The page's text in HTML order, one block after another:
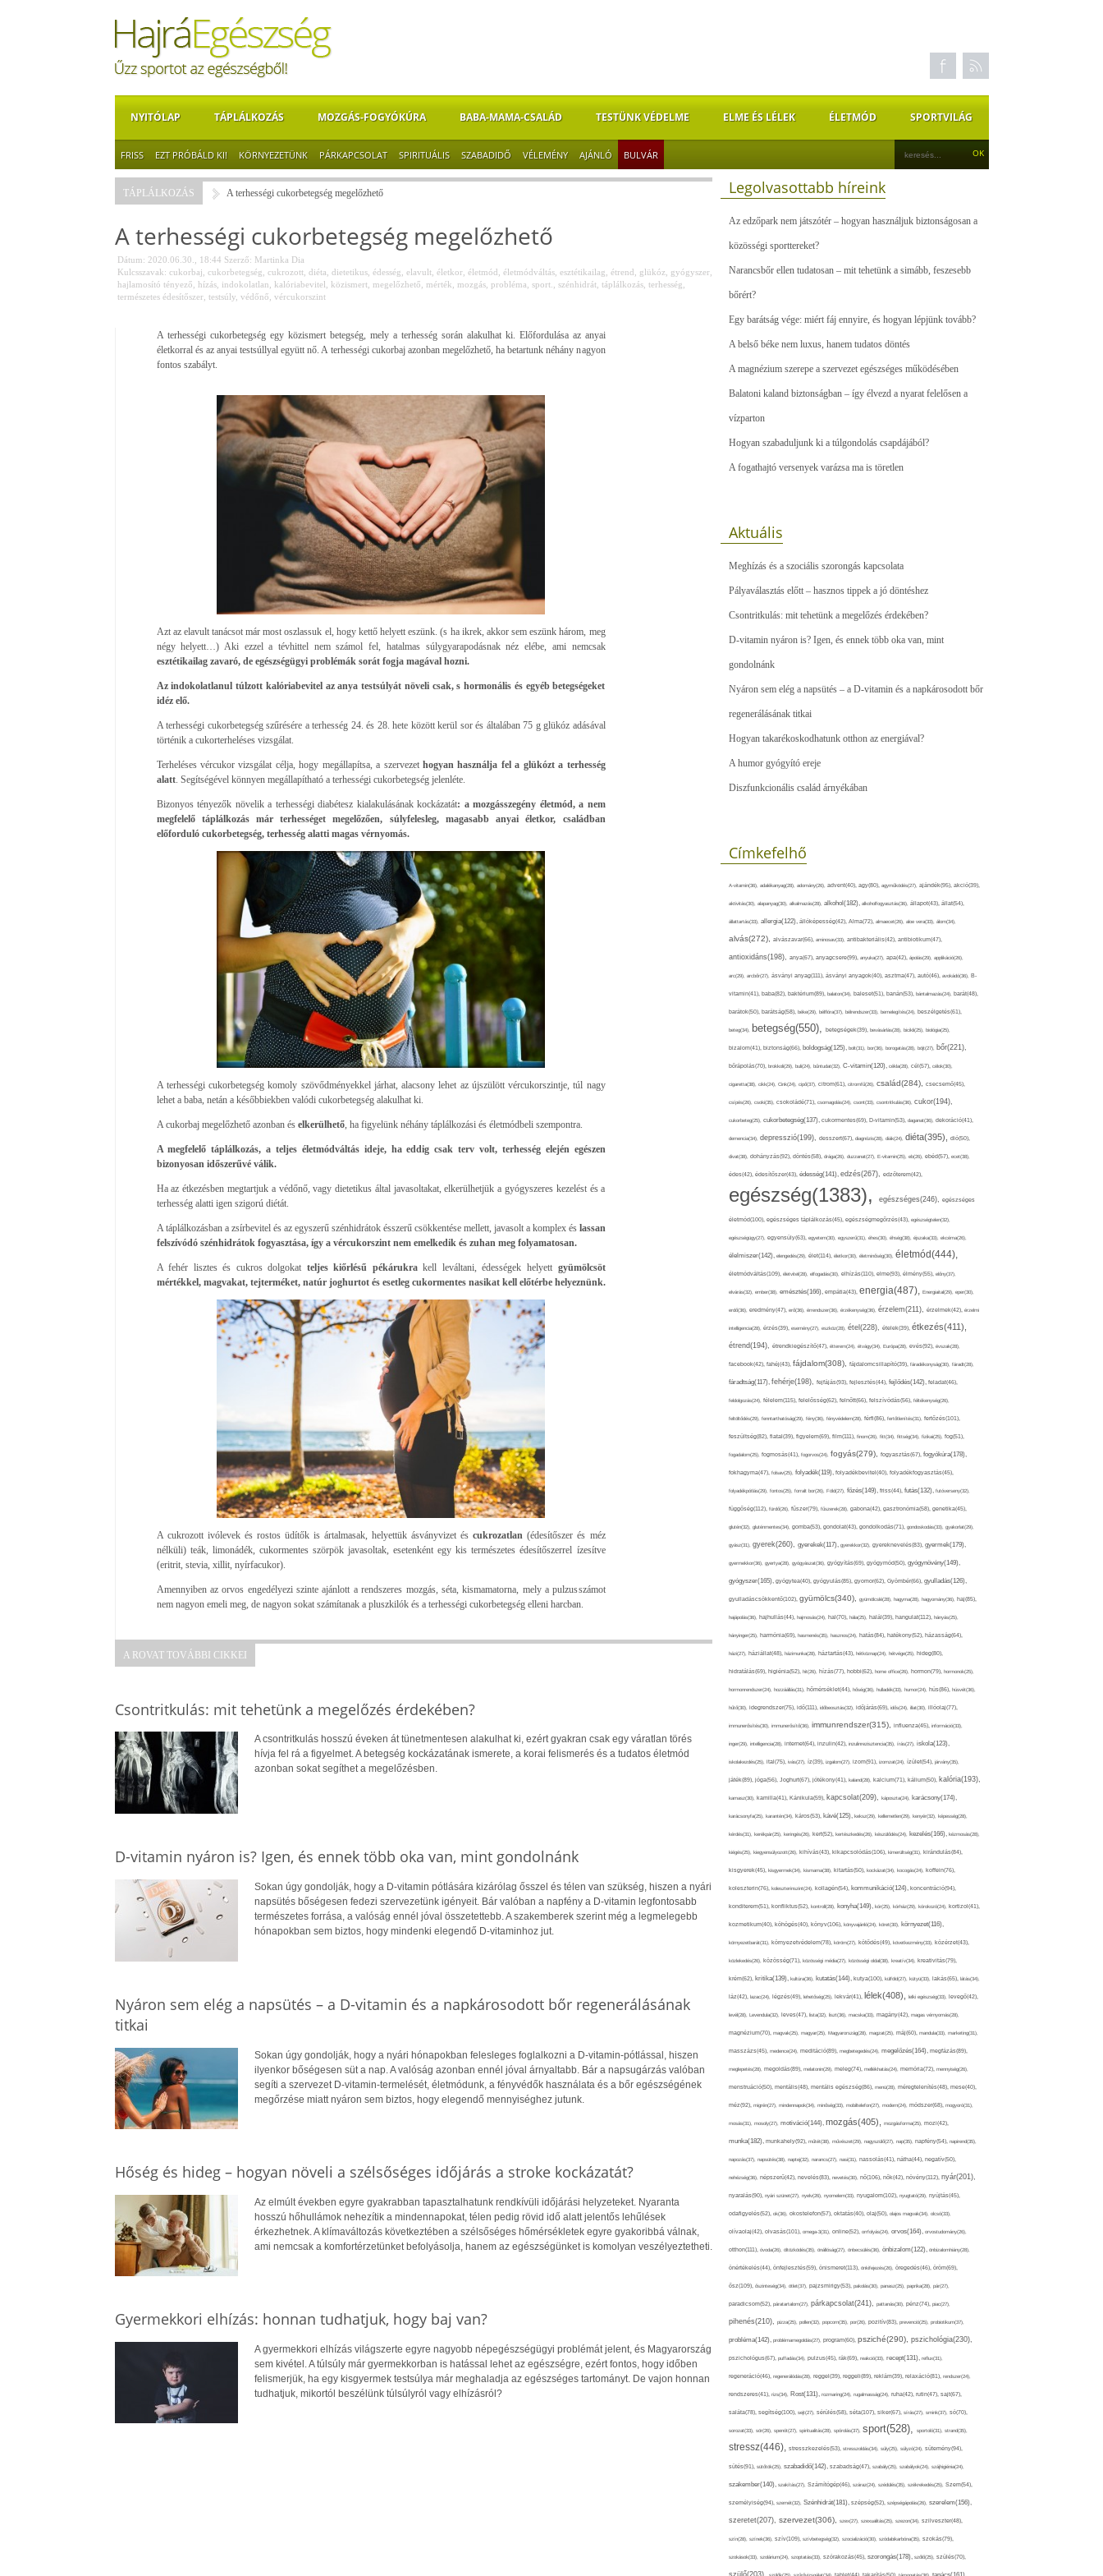
NYITÓLAP TÁPLÁLKOZÁS MOZGÁS-FOGYÓKÚRA BABA-MAMA-CSALÁD TESTÜNK VÉDELME ELME ÉS LÉLEK ÉLETMÓD SPORTVILÁG
FRISS EZT PRÓBÁLD KI! KÖRNYEZETÜNK PÁRKAPCSOLAT SPIRITUÁLIS SZABADIDŐ VÉLEMÉNY AJÁNLÓ BULVÁR
TÁPLÁLKOZÁS A terhességi cukorbetegség megelőzhető
A terhességi cukorbetegség megelőzhető
Dátum: 2020.06.30., 18:44 Szerző: Martinka Dia
Kulcsszavak: cukorbaj cukorbetegség cukrozott, diéta dietetikus, édesség elavult, életkor, életmód életmódváltás, esztétikailag étrend glükóz gyógyszer,
hajlamosító tényező hízás, indokolatlan kalóriabevitel közismert, megelőzhető mérték mozgás, probléma sport. szénhidrát, táplálkozás, terhesség
természetes édesítőszer, testsúly, védőnő vércukorszint
A terhességi cukorbetegség egy közismert betegség, mely a terhesség során alakulhat ki. Előfordulása az anyai
életkorral és az anyai testsúllyal együtt nő. A terhességi cukorbaj azonban megelőzhető, ha betartunk néhány nagyon
fontos szabályt.
Azt az elavult tanácsot már most oszlassuk el, hogy kettő helyett eszünk. (s ha ikrek, akkor sem eszünk három, meg
négy helyett…) Aki ezzel a tévhittel nem számol fel, hatalmas súlygyarapodásnak néz elébe, ami nemcsak
esztétikailag zavaró, de egészségügyi problémák sorát fogja magával hozni.
Az indokolatlanul túlzott kalóriabevitel az anya testsúlyát növeli csak, s hormonális és egyéb betegségeket
idéz elő.
A terhességi cukorbetegség szűrésére a terhesség 24. és 28. hete között kerül sor és általában 75 g glükóz adásával
történik a cukorterheléses vizsgálat.
Terheléses vércukor vizsgálat célja, hogy megállapítsa, a szervezet hogyan használja fel a glükózt a terhesség
alatt. Segítségével könnyen megállapítható a terhességi cukorbetegség jelenléte.
Bizonyos tényezők növelik a terhességi diabétesz kialakulásának kockázatát: a mozgásszegény életmód, a nem
megfelelő táplálkozás már terhességet megelőzően, súlyfelesleg, magasabb anyai életkor, családban
előforduló cukorbetegség, terhesség alatti magas vérnyomás.
A terhességi cukorbetegség komoly szövődményekkel járhat, alacsony lehet az újszülött vércukorszintje, túl nagy
lehet a baba, netán a későbbiekben valódi cukorbetegség alakulhat ki.
A cukorbaj megelőzhető azonban éselkerülhető, ha figyelünk néhány táplálkozási és életmódbeli szempontra.
A megfelelő táplálkozás, a teljes életmódváltás ideje, ha eddig csak terv volt, terhesség elején egészen
bizonyosan időszerűvé válik.
Ha az étkezésben megtartjuk a védőnő, vagy dietetikus által javasoltakat, elkerülhetjük a gyógyszeres kezelést és a
terhesség alatti igen szigorú diétát.
A táplálkozásban a zsírbevitel és az egyszerű szénhidrátok ésszerű csökkentése mellett, javasolt a komplex éslassan
felszívódó szénhidrátok fogyasztása, így a vércukorszint nem emelkedik és zuhan meg folyamatosan.
A fehér lisztes és cukros dolgokat teljes kiőrlésű pékárukrakell leváltani, édességek helyettgyümölcsöt
mértékkel, magvakat, tejterméket, natúr joghurtot és esetleg cukormentes nasikat kell előtérbe helyeznünk.
A cukrozott ivólevek és rostos üdítők is ártalmasak, helyettük ásványvizet éscukrozatlan (édesítőszer és méz
nélküli) teák, limonádék, cukormentes szörpök javasoltak, esetenként egy kis természetes édesítőszerrel ízesítve
(eritrit, stevia, xillit, nyírfacukor).
Amennyiben az orvos engedélyezi szinte ajánlott a rendszeres mozgás, séta, kismamatorna, mely a pulzusszámot
nem nagyon emeli meg, de nagyon sokat számítanak a pluszkilók és a terhességi cukorbetegség elleni harcban.
A ROVAT TOVÁBBI CIKKEI
Csontritkulás: mit tehetünk a megelőzés érdekében?
A csontritkulás hosszú éveken át tünetmentesen alakulhat ki, ezért gyakran csak egy váratlan törés
hívja fel rá a figyelmet. A betegség kockázatának ismerete, a korai felismerés és a tudatos életmód
azonban sokat segíthet a megelőzésben.
D-vitamin nyáron is? Igen, és ennek több oka van, mint gondolnánk
Sokan úgy gondolják, hogy a D-vitamin pótlására kizárólag ősszel és télen van szükség, hiszen a nyári
napsütés bőségesen fedezi szervezetünk igényeit. Bár valóban a napfény a D-vitamin legfontosabb
természetes forrása, a valóság ennél jóval összetettebb. A szakemberek szerint még a legmelegebb
hónapokban sem biztos, hogy mindenki elegendő D-vitaminhoz jut.
Nyáron sem elég a napsütés – a D-vitamin és a napkárosodott bőr regenerálásának
titkai
Sokan úgy gondolják, hogy a nyári hónapokban felesleges foglalkozni a D-vitamin-pótlással, hiszen
ilyenkor bőségesen süt a nap. A valóság azonban ennél jóval árnyaltabb. Bár a napsugárzás valóban
segíti a szervezet D-vitamin-termelését, életmódunk, a fényvédők használata és a bőr egészségének
megőrzése miatt nyáron sem biztos, hogy elegendő mennyiséghez jutunk.
Hőség és hideg – hogyan növeli a szélsőséges időjárás a stroke kockázatát?
Az elmúlt években egyre gyakrabban tapasztalhatunk rendkívüli időjárási helyzeteket. Nyaranta
hosszú hőhullámok nehezítik a mindennapokat, télen pedig rövid idő alatt jelentős lehűlések
érkezhetnek. A klímaváltozás következtében a szélsőséges hőmérsékletek egyre gyakoribbá válnak,
ami nemcsak a komfortérzetünket befolyásolja, hanem az egészségünket is komolyan veszélyeztetheti.
Gyermekkori elhízás: honnan tudhatjuk, hogy baj van?
A gyermekkori elhízás világszerte egyre nagyobb népegészségügyi problémát jelent, és Magyarország
sem kivétel. A túlsúly már gyermekkorban is hatással lehet az egészségre, ezért fontos, hogy időben
felismerjük, ha egy kisgyermek testsúlya már meghaladja az egészséges tartományt. De vajon honnan
tudhatjuk, mikortól beszélünk túlsúlyról vagy elhízásról?
Legolvasottabb híreink
Az edzőpark nem játszótér – hogyan használjuk biztonságosan a
közösségi sporttereket?
Narancsbőr ellen tudatosan – mit tehetünk a simább, feszesebb
bőrért?
Egy barátság vége: miért fáj ennyire, és hogyan lépjünk tovább?
A belső béke nem luxus, hanem tudatos döntés
A magnézium szerepe a szervezet egészséges működésében
Balatoni kaland biztonságban – így élvezd a nyarat felelősen a
vízparton
Hogyan szabaduljunk ki a túlgondolás csapdájából?
A fogathajtó versenyek varázsa ma is töretlen
Aktuális
Meghízás és a szociális szorongás kapcsolata
Pályaválasztás előtt – hasznos tippek a jó döntéshez
Csontritkulás: mit tehetünk a megelőzés érdekében?
D-vitamin nyáron is? Igen, és ennek több oka van, mint
gondolnánk
Nyáron sem elég a napsütés – a D-vitamin és a napkárosodott bőr
regenerálásának titkai
Hogyan takarékoskodhatunk otthon az energiával?
A humor gyógyító ereje
Diszfunkcionális család árnyékában
Címkefelhő
A-vitamin(36), adalékanyag(28), adomány(26), advent(40), agy(80), agyműködés(27), ajándék(95), akció(39),
aktivitás(30), alapanyag(30), alkalmazás(28), alkohol(182), alkoholfogyasztás(36), állapot(43), állat(54),
állattartás(33), allergia(122), állóképesség(42), Alma(72), almaecet(26), aloe vera(33), álom(34),
alvás(272), alvászavar(66), aminosav(33), antibakteriális(42), antibiotikum(47),
antioxidáns(198), anya(67), anyagcsere(99), anyuka(27), apa(42), ápolás(29), applikáció(26),
arc(29), arcbőr(27), ásványi anyag(111), ásványi anyagok(40), asztma(47), autó(46), avokádó(36), B-
vitamin(41), baba(82), baktérium(89), balaton(34), baleset(51), banán(53), bántalmazás(24), barát(48),
barátok(50), barátság(58), béke(29), bélflóra(37), bélrendszer(33), bemelegítés(24), beszélgetés(61),
beteg(34), betegség(550), betegségek(39), bevásárlás(28), bicikli(25), biológia(25),
bizalom(41), biztonság(66), boldogság(125), bolt(31), bor(36), borogatás(28), böjt(27), bőr(221),
bőrápolás(70), brokkoli(29), buli(24), bűntudat(32), C-vitamin(120), cékla(28), cél(57), célok(30),
cigaretta(38), cikk(24), Cink(24), cipő(37), citrom(61), citromfű(26), család(284), csecsemő(45),
csípés(26), csoki(35), csokoládé(71), csomagolás(24), csont(33), csontritkulás(36), cukor(194),
cukorbeteg(25), cukorbetegség(137), cukormentes(69), D-vitamin(53), daganat(36), dekoráció(41),
demencia(34), depresszió(199), desszert(67), diagnózis(28), diák(24), diéta(395), dió(50),
divat(38), dohányzás(92), döntés(58), drága(26), duzzanat(27), E-vitamin(25), eb(26), ebéd(57), ecet(38),
édes(42), édesítőszer(43), édesség(141), edzés(267), edzőterem(42),
egészség(1383), egészséges(246), egészséges
életmód(100), egészséges táplálkozás(45), egészségmegőrzés(43), egészségtelen(32),
egészségügy(27), egyensúly(63), egyetem(30), egyszerű(31), éhes(30), éhség(38), éjszaka(33), ekcéma(26),
élelmiszer(142), elengedés(29), élet(114), életkor(30), életminőség(30), életmód(444),
életmódváltás(109), életvitel(28), elfogadás(30), elhízás(110), elme(93), élmény(55), előny(37),
elvárás(32), ember(38), emésztés(166), empátia(43), energia(487), Energiaital(29), eper(30),
erdő(36), eredmény(47), erő(36), érrendszer(36), érzékenység(36), érzelem(211), érzelmek(42), érzelmi
intelligencia(28), érzés(39), esemény(27), eszköz(28), étel(228), ételek(39), étkezés(411),
étrend(194), étrendkiegészítő(47), étterem(24), étvágy(34), Európa(28), evés(92), évszak(28),
facebook(42), fahéj(43), fájdalom(308), fájdalomcsillapító(39), fáradékonyság(30), fáradt(28),
fáradtság(117), fehérje(198), fejfájás(93), fejlesztés(44), fejlődés(142), feladat(46),
feldolgozás(24), félelem(115), felelősség(62), felnőtt(66), felszívódás(56), féltékenység(26),
feltöltődés(29), fenntarthatóság(29), fény(36), fényvédelem(28), férfi(86), fertőtlenítés(31), fertőzés(101),
feszültség(82), fiatal(39), figyelem(69), film(111), finom(26), fitt(34), fittség(34), fizikai(25), fog(51),
fogadalom(25), fogmosás(41), fogorvos(24), fogyás(279), fogyasztás(67), fogyókúra(178),
fokhagyma(47), folsav(25), folyadék(119), folyadékbevitel(40), folyadékfogyasztás(45),
folyadékpótlás(29), fontos(25), forralt bor(26), Föld(27), főzés(149), friss(44), futás(132), futóverseny(32),
függőség(112), fürdő(26), fűszer(79), fűszerek(28), gabona(42), gasztronómia(58), genetika(45),
glutén(32), gluténmentes(34), gomba(53), gondolat(43), gondolkodás(71), gondoskodás(33), gyakorlat(29),
gyász(31), gyerek(260), gyerekek(117), gyerekkor(32), gyereknevelés(83), gyermek(179),
gyermekkor(36), gyertya(28), gyógyászat(36), gyógyítás(69), gyógymód(50), gyógynövény(149),
gyógyszer(165), gyógytea(40), gyógyulás(85), gyomor(62), Gyömbér(66), gyulladás(126),
gyulladáscsökkentő(102), gyümölcs(340), gyümölcslé(28), hagyma(28), hagyomány(36), haj(85),
hajápolás(36), hajhullás(44), hajmosás(24), hal(70), hála(25), halál(39), hangulat(112), hányás(25),
hányinger(25), harmónia(69), hasmenés(35), hasznos(24), hatás(84), hatékony(52), házasság(64),
házi(27), háziállat(48), házimunka(28), háztartás(43), hétköznap(24), hétvége(25), hideg(80),
hidratálás(69), higiénia(52), hit(26), hízás(77), hobbi(62), home office(26), hormon(79), hormonok(25),
hormonrendszer(24), hozzáállás(31), hőmérséklet(44), hőség(36), hulladék(33), humor(24), hús(86), húsvét(36),
hűtő(30), idegrendszer(75), idő(111), időbeosztás(32), időjárás(69), idős(24), illat(30), illóolaj(77),
immunerősítés(30), immunerősítő(36), immunrendszer(315), influenza(45), információ(33),
inger(29), intelligencia(28), internet(64), inzulin(42), inzulinrezisztencia(35), írás(27), iskola(123),
iskolakezdés(25), ital(75), ivás(27), íz(39), izgalom(27), izom(91), izomzat(24), ízület(54), járvány(35),
játék(89), jóga(56), Joghurt(67), jótékony(41), kaland(28), kalcium(71), kálium(50), kalória(193),
kamasz(30), kamilla(41), Kánikula(59), kapcsolat(209), káposzta(24), karácsony(174),
karácsonyfa(25), karantén(34), káros(53), kávé(125), keksz(29), kellemetlen(29), kenyér(32), képesség(28),
kérdés(31), kerékpár(25), keringés(26), kert(52), kertészkedés(26), készülődés(24), kezelés(166), kézmosás(28),
kiégés(25), kiegyensúlyozott(26), kihívás(43), kikapcsolódás(106), kimerültség(31), kirándulás(84),
kisgyerek(45), kisgyermek(34), kismama(38), kitartás(50), kockázat(34), kocogás(24), koffein(76),
koleszterin(76), koleszterinszint(24), kollagén(54), kommunikáció(124), koncentráció(94),
konditerem(51), konfliktus(52), kontroll(28), konyha(149), kór(25), kórház(29), kórokozó(24), kortizol(41),
kozmetikum(40), köhögés(40), könyv(106), könyvajánló(24), köret(30), környezet(116),
környezetbarát(31), környezetvédelem(78), köröm(27), kötődés(49), következmény(33), közérzet(43),
közlekedés(26), közösség(71), közösségi média(27), közösségi oldal(38), kreatív(34), kreativitás(79),
krém(62), kritika(139), kultúra(36), kutatás(144), kutya(100), külföld(27), kütyü(33), lakás(65), látás(34),
láz(42), lazac(24), légzés(49), lehetőség(25), lekvár(41), lélek(408), lelki egészség(33), levegő(42),
levél(28), Levendula(32), leves(47), lista(32), liszt(36), macska(33), magány(42), magas vérnyomás(28),
magnézium(70), magvak(25), magyar(25), Magyarország(28), magzat(25), máj(60), mandula(33), marketing(31),
masszázs(45), medence(24), meditáció(89), megbetegedés(24), megelőzés(164), megfázás(89),
meglepetés(28), megoldás(89), melatonin(29), meleg(74), mellékhatás(24), memória(72), mennyiség(26),
menstruáció(50), mentális(48), mentális egészség(86), menü(28), méregtelenítés(48), mese(40),
méz(92), migrén(27), mindennapok(34), minőség(33), mobiltelefon(27), modern(24), módszer(68), mogyoró(31),
mosás(31), mosoly(27), motiváció(144), mozgás(405), mozgásforma(25), mozi(42),
munka(182), munkahely(92), műtét(38), művészet(29), nagyszülő(27), nap(35), napfény(54), napirend(35),
napozás(37), napsütés(38), naptej(32), narancs(27), nasi(31), nassolás(41), nátha(44), negatív(50),
nehézség(36), népszerű(42), nevelés(83), nevetés(30), nő(106), nők(42), növény(112), nyár(201),
nyaralás(90), nyári szünet(27), nyelv(26), nyomelem(33), nyugalom(102), nyugtató(29), nyújtás(45),
odafigyelés(52), ok(36), okostelefon(57), oktatás(40), olaj(50), olajos magvak(34), olcsó(33),
olívaolaj(42), olvasás(101), omega-3(31), online(52), orrfolyás(24), orvos(164), orvostudomány(26),
otthon(111), óvoda(26), öltözködés(35), önállóság(27), önbecsülés(36), önbizalom(122), önbizalomhiány(28),
önértékelés(44), önfejlesztés(59), önismeret(113), önkifejezés(26), öregedés(46), öröm(69),
ősz(109), őszinteség(34), ötlet(37), pajzsmirigy(53), pakolás(30), panasz(25), paprika(28), pár(27),
paradicsom(52), páratartalom(27), párkapcsolat(241), pattanás(30), pénz(74), piac(27),
pihenés(210), pizza(25), pollen(32), popcorn(35), por(26), pozitív(83), prevenció(25), probiotikum(37),
probléma(142), problémamegoldás(27), program(60), psziché(290), pszichológia(230),
pszichológus(67), puffadás(34), pulzus(45), rák(69), reakció(33), recept(131), reflux(31),
regeneráció(46), regenerálódás(28), reggel(39), reggeli(89), reklám(39), relaxáció(81), rendszer(24),
rendszeres(41), rizs(34), Rost(131), rozmaring(24), rugalmasság(24), ruha(42), rutin(47), sajt(67),
saláta(78), segítség(100), sejt(27), sérülés(58), séta(107), siker(67), sírás(27), smink(37), só(70),
sorozat(33), sör(26), spenót(27), spiritualitás(28), spórolás(37), sport(528), sportoló(31), strand(35),
stressz(446), stresszkezelés(53), stresszoldás(34), súly(25), súlyzó(24), sütemény(94),
sütés(91), sütőtök(25), szabadidő(142), szabadság(47), szabály(25), szabályok(24), szájhigiénia(24),
szakember(140), szakítás(27), Számítógép(46), száraz(24), szédülés(35), székrekedés(25), Szem(54),
személyiség(94), szemét(32), Szénhidrát(181), szépség(52), szépségápolás(26), szerelem(156),
szeretet(207), szervezet(306), szex(27), szexualitás(25), szezon(34), szilveszter(48),
szín(28), színek(36), szív(109), szívbetegség(32), szocializáció(30), szódabikarbóna(35), szokás(79),
szokások(33), szolárium(24), szoptatás(33), szórakozás(45), szorongás(178), szőlő(25), szülés(70),